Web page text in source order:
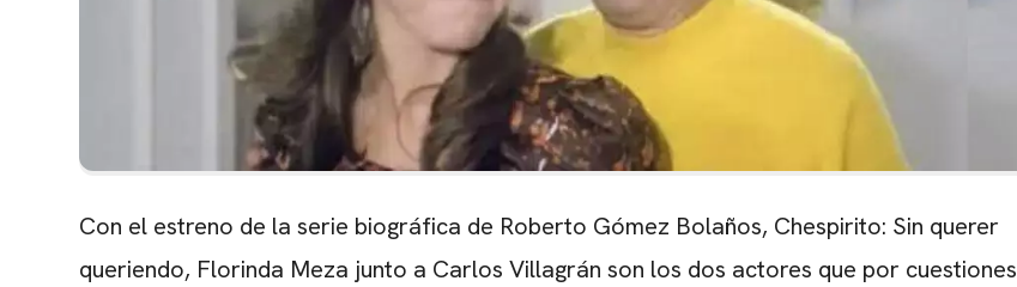
Con el estreno de la serie biográfica de Roberto Gómez Bolaños, Chespirito: Sin querer
queriendo, Florinda Meza junto a Carlos Villagrán son los dos actores que por cuestiones